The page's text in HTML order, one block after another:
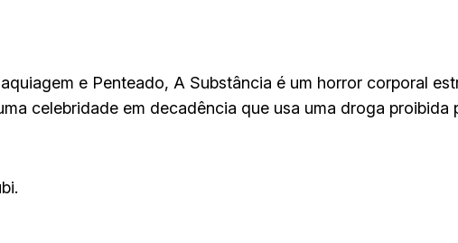
e Penteado, A Substância é um horror corporal
celebridade em decadência que usa uma droga proibida